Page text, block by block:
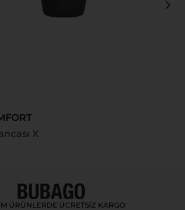
X
ÜRÜNLERDE ÜCRETSİZ KARGO